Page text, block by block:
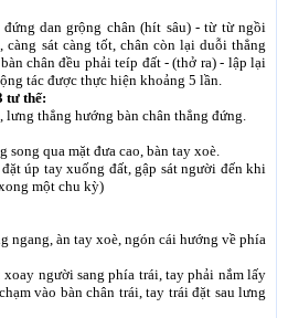
dan grộng chân (hít sâu) - từ từ ngồi
sát càng tốt, chân còn lại duỗi thẳng
chân đều phải teíp đất - (thở ra) - lập lại
tác được thực hiện khoảng 5 lần.
tư thế:
lưng thẳng hướng bàn chân thẳng đứng.
qua mặt đưa cao, bàn tay xoè.
úp tay xuống đất, gập sát người đến khi
một chu kỳ)
ngang, àn tay xoè, ngón cái hướng về phía
người sang phía trái, tay phải nắm lấy
vào bàn chân trái, tay trái đặt sau lưng